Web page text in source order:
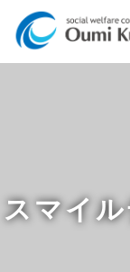
スマイ